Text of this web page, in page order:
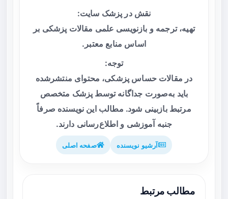
نقش در پزشک سایت:
تهیه، ترجمه و بازنویسی علمی مقالات پزشکی بر
اساس منابع معتبر.
توجه:
در مقالات حساس پزشکی، محتوای منتشرشده
باید به‌صورت جداگانه توسط پزشک متخصص
مرتبط بازبینی شود. مطالب این نویسنده صرفاً
جنبه آموزشی و اطلاع‌رسانی دارند.
آرشیو نویسنده صفحه اصلی
مطالب مرتبط